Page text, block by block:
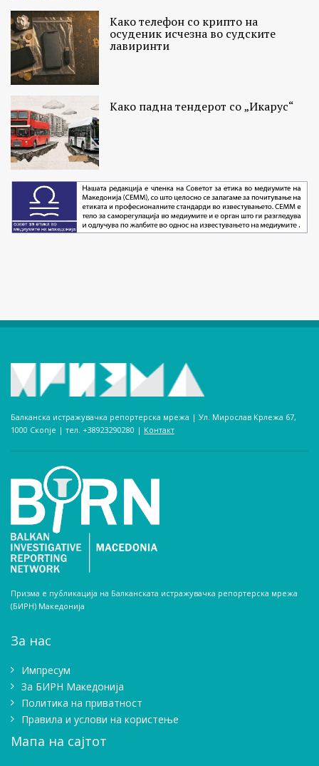
Како телефон со крипто на
осуденик исчезна во судските
лавиринти
Како падна тендерот со „Икарус“
Балканска истражувачка репортерска мрежа | Ул. Мирослав Крлежа 67,
1000 Скопје | тел. +38923290280­ | Контакт
Призма е публикација на Балканската истражувачка репортерска мрежа
(БИРН) Македонија
За нас
Импресум
Зa БИРН Македонија
Политика на приватност
Правила и услови на користење
Мапа на сајтот